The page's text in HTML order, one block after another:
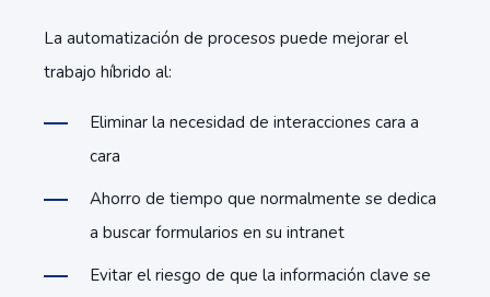
La automatización de procesos puede mejorar el
trabajo híbrido al:
Eliminar la necesidad de interacciones cara a
cara
Ahorro de tiempo que normalmente se dedica
a buscar formularios en su intranet
Evitar el riesgo de que la información clave se